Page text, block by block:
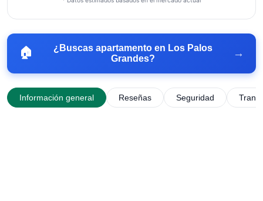
🏠 ¿Buscas apartamento en Los Palos
Grandes? →
Información general Reseñas Seguridad